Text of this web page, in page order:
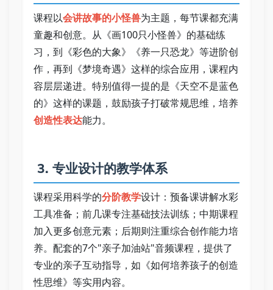
课程以会讲故事的小怪兽为主题，每节课都充满
童趣和创意。从《画100只小怪兽》的基础练
习，到《彩色的大象》《养一只恐龙》等进阶创
作，再到《梦境奇遇》这样的综合应用，课程内
容层层递进。特别值得一提的是《天空不是蓝色
的》这样的课题，鼓励孩子打破常规思维，培养
创造性表达能力。
3. 专业设计的教学体系
课程采用科学的分阶教学设计：预备课讲解水彩
工具准备；前几课专注基础技法训练；中期课程
加入更多创意元素；后期则注重综合创作能力培
养。配套的7个"亲子加油站"音频课程，提供了
专业的亲子互动指导，如《如何培养孩子的创造
性思维》等实用内容。